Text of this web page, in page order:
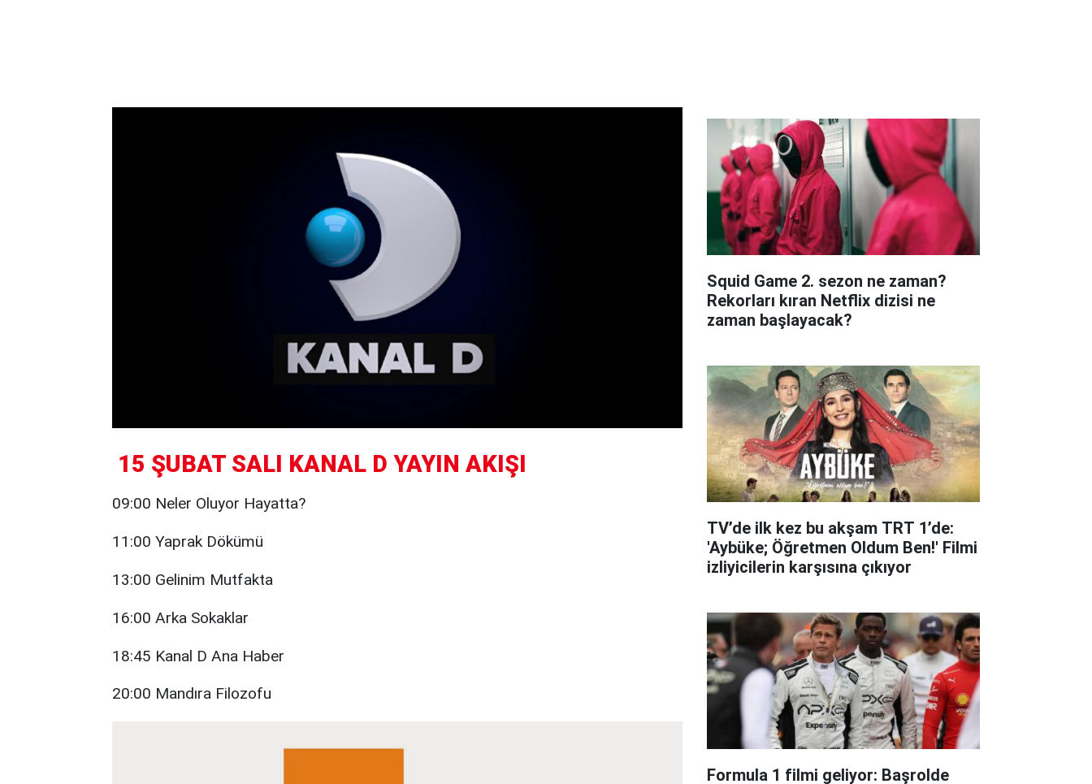
15 ŞUBAT SALI KANAL D YAYIN AKIŞI
09:00 Neler Oluyor Hayatta?
11:00 Yaprak Dökümü
13:00 Gelinim Mutfakta
16:00 Arka Sokaklar
18:45 Kanal D Ana Haber
20:00 Mandıra Filozofu
Squid Game 2. sezon ne zaman?
Rekorları kıran Netflix dizisi ne
zaman başlayacak?
TV’de ilk kez bu akşam TRT 1’de:
'Aybüke; Öğretmen Oldum Ben!' Filmi
izliyicilerin karşısına çıkıyor
Formula 1 filmi geliyor: Başrolde